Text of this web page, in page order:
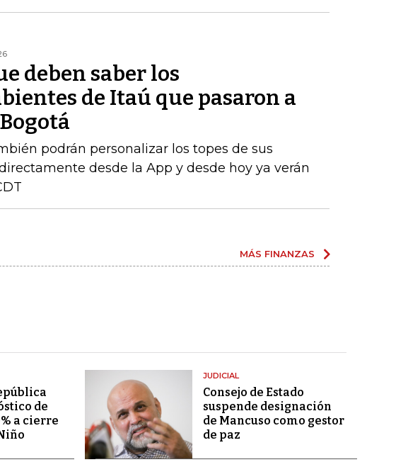
deben saber los
de Itaú que pasaron a
podrán personalizar los topes de sus
desde la App y desde hoy ya verán
MÁS FINANZAS
de
a cierre
JUDICIAL
Consejo de Estado
suspende designación
de Mancuso como gestor
de paz